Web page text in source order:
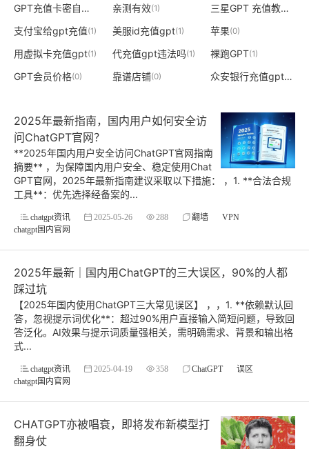
GPT充值卡密自助 亲测有效(1) 三星GPT 充值教程
支付宝给gpt充值(1) 美服id充值gpt(1) 苹果(0)
用虚拟卡充值gpt(1) 代充值gpt违法吗(1) 裸跑GPT(1)
GPT会员价格(0) 靠谱店铺(0) 众安银行充值gpt方法
2025年最新指南，国内用户如何安全访
问ChatGPT官网？
**2025年国内用户安全访问ChatGPT官网指南
摘要** ，为保障国内用户安全、稳定使用Chat
GPT官网，2025年最新指南建议采取以下措施： ，1. **合法合规
工具**：优先选择经备案的...
chatgpt资讯 2025-05-26 288 翻墙
VPN
chatgpt国内官网
2025年最新｜国内用ChatGPT的三大误区，90%的人都
踩过坑
【2025年国内使用ChatGPT三大常见误区】 ，，1. **依赖默认回
答，忽视提示词优化**：超过90%用户直接输入简短问题，导致回
答泛化。AI效果与提示词质量强相关，需明确需求、背景和输出格
式...
chatgpt资讯 2025-04-19 358 ChatGPT
误区
chatgpt国内官网
CHATGPT亦被唱衰，即将发布新模型打
翻身仗